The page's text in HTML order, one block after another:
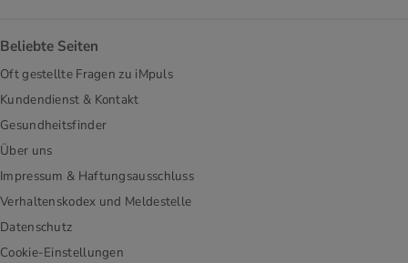
Beliebte Seiten
Oft gestellte Fragen zu iMpuls
Kundendienst & Kontakt
Gesundheitsfinder
Über uns
Impressum & Haftungsausschluss
Verhaltenskodex und Meldestelle
Datenschutz
Cookie-Einstellungen